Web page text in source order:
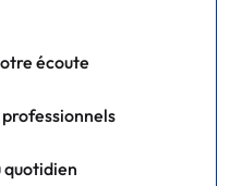
écoute
quotidien